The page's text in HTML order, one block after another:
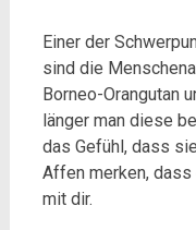
Einer der
sind die
Borneo-Orangutan
länger man diese
das Gefühl, dass
Affen merken,
mit dir.